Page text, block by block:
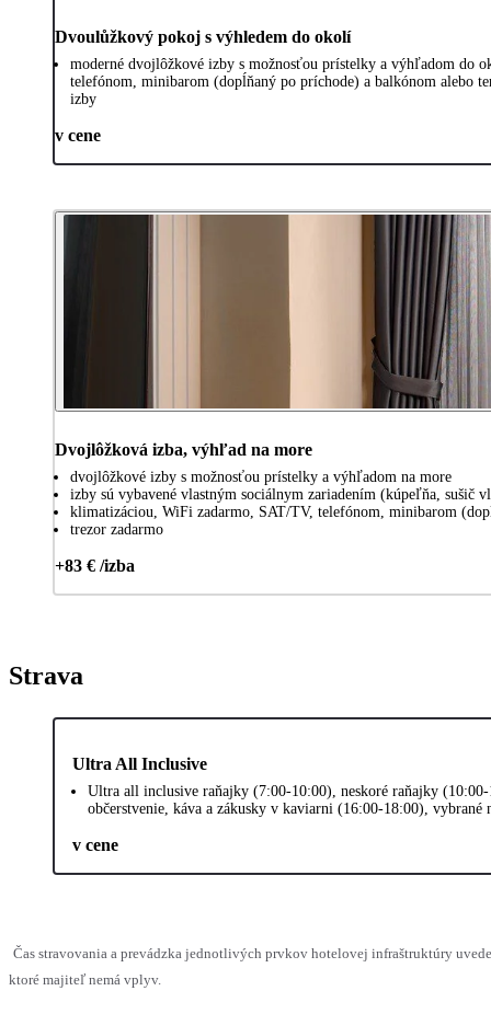
Dvoulůžkový pokoj s výhledem do okolí
moderné dvojlôžkové izby s možnosťou prístelky a výhľadom do
telefónom, minibarom (dopĺňaný po príchode) a balkónom alebo
izby
v cene
Dvojlôžková izba, výhľad na more
dvojlôžkové izby s možnosťou prístelky a výhľadom na more
izby sú vybavené vlastným sociálnym zariadením (kúpeľňa, sušič
klimatizáciou, WiFi zadarmo, SAT/TV, telefónom, minibarom
trezor zadarmo
+83 € /izba
Strava
Ultra All Inclusive
Ultra all inclusive raňajky (7:00-10:00), neskoré raňajky
občerstvenie, káva a zákusky v kaviarni (16:00-18:00),
v cene
Čas stravovania a prevádzka jednotlivých prvkov hotelovej infraštruktúry
ktoré majiteľ nemá vplyv.